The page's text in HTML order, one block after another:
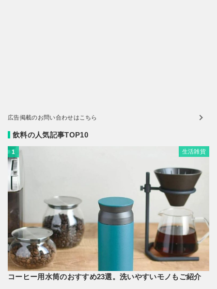
広告掲載のお問い合わせはこちら
飲料の人気記事TOP10
1 生活雑貨
コーヒー用水筒のおすすめ23選。洗いやすいモノもご紹介